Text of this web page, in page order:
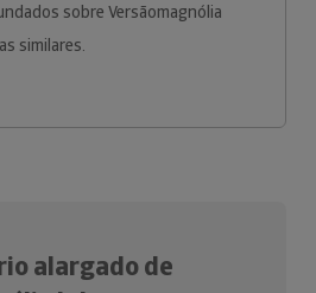
sobre Versãomagnólia
similares.
alargado de